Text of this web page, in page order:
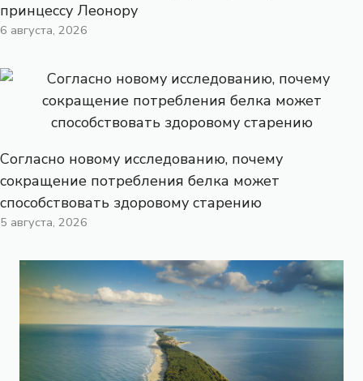
принцессу Леонору
6 августа, 2026
Согласно новому исследованию, почему
сокращение потребления белка может
способствовать здоровому старению
5 августа, 2026